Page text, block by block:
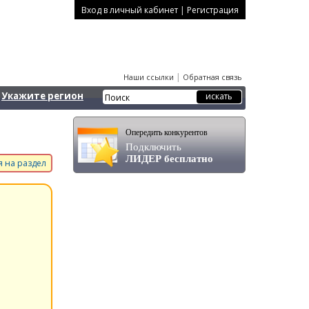
Вход в личный кабинет | Регистрация
Наши ссылки | Обратная связь
Укажите регион
на раздел
Опередить конкурентов
Подключить
ЛИДЕР бесплатно